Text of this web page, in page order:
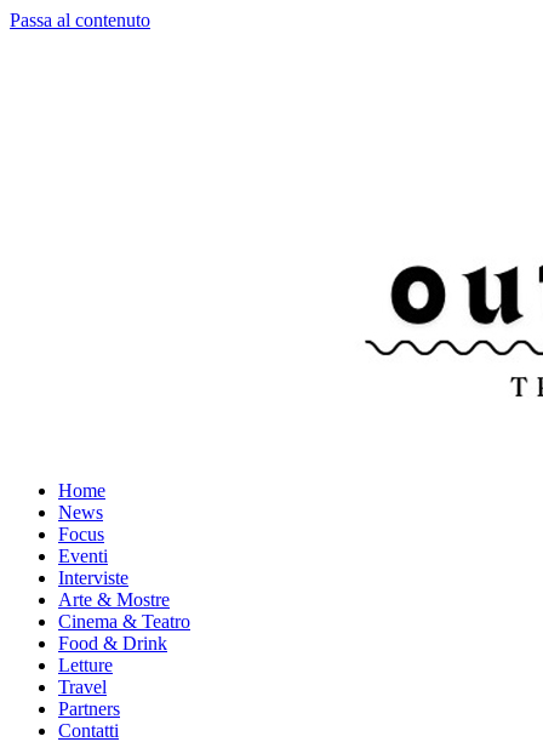
Passa al contenuto
Home
News
Focus
Eventi
Interviste
Arte & Mostre
Cinema & Teatro
Food & Drink
Letture
Travel
Partners
Contatti